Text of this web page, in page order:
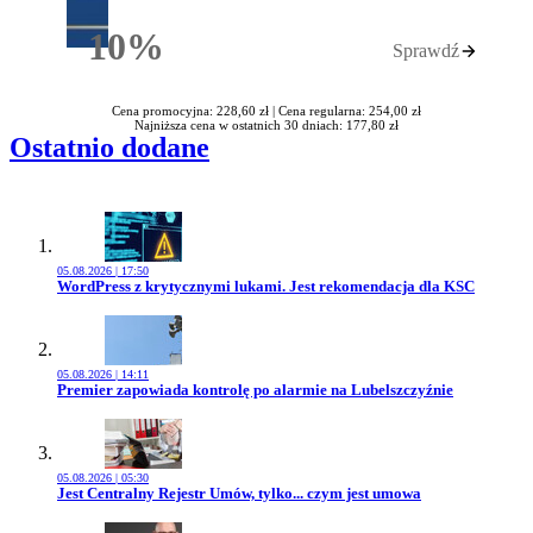
10%Rabatu Sprawdź
Cena promocyjna: 228,60 zł | Cena regularna: 254,00 zł
Najniższa cena w ostatnich 30 dniach: 177,80 zł
Ostatnio dodane
05.08.2026 | 17:50
Przejdź do artykułu:
WordPress z krytycznymi lukami. Jest rekomendacja dla KSC
05.08.2026 | 14:11
Przejdź do artykułu:
Premier zapowiada kontrolę po alarmie na Lubelszczyźnie
05.08.2026 | 05:30
Przejdź do artykułu:
Jest Centralny Rejestr Umów, tylko... czym jest umowa